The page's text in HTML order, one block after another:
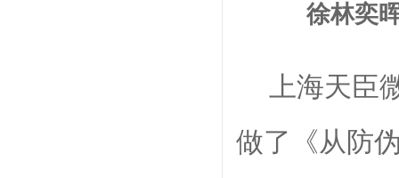
徐林奕
上海天臣
做了
《从防